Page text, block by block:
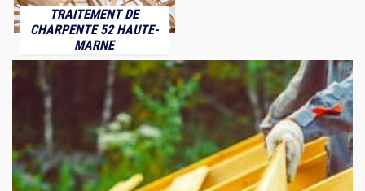
TRAITEMENT DE
CHARPENTE 52 HAUTE-
MARNE